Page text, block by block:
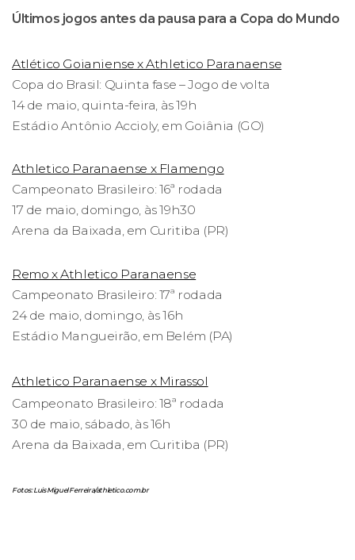
Últimos jogos antes da pausa para a Copa do Mundo
Atlético Goianiense x Athletico Paranaense
Copa do Brasil: Quinta fase – Jogo de volta
14 de maio, quinta-feira, às 19h
Estádio Antônio Accioly, em Goiânia (GO)
Athletico Paranaense x Flamengo
Campeonato Brasileiro: 16ª rodada
17 de maio, domingo, às 19h30
Arena da Baixada, em Curitiba (PR)
Remo x Athletico Paranaense
Campeonato Brasileiro: 17ª rodada
24 de maio, domingo, às 16h
Estádio Mangueirão, em Belém (PA)
Athletico Paranaense x Mirassol
Campeonato Brasileiro: 18ª rodada
30 de maio, sábado, às 16h
Arena da Baixada, em Curitiba (PR)
Fotos: Luis Miguel Ferreira/athletico.com.br